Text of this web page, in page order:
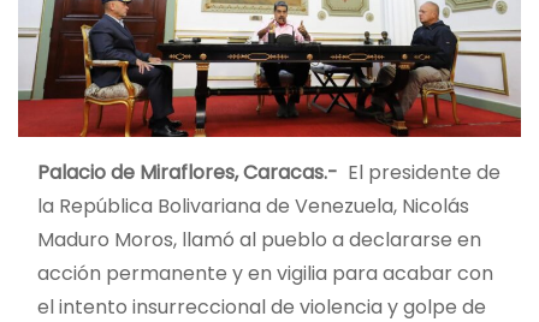
Palacio de Miraflores, Caracas.- El presidente de
la República Bolivariana de Venezuela, Nicolás
Maduro Moros, llamó al pueblo a declararse en
acción permanente y en vigilia para acabar con
el intento insurreccional de violencia y golpe de